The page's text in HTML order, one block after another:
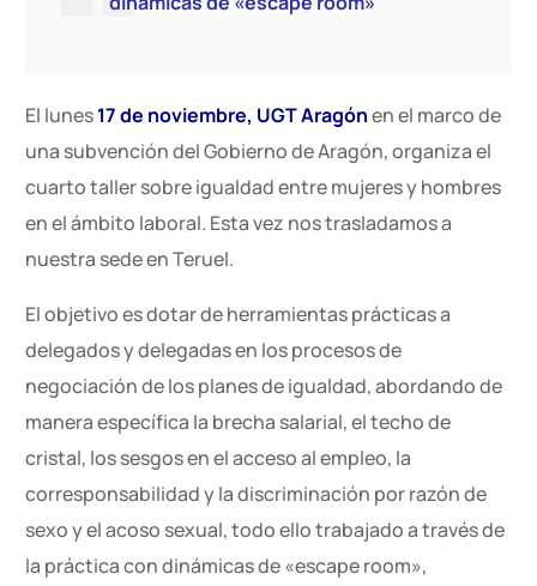
El lunes17 de noviembre, UGT Aragónen el marco de
una subvención del Gobierno de Aragón, organiza el
cuarto taller sobre igualdad entre mujeres y hombres
en el ámbito laboral. Esta vez nos trasladamos a
nuestra sede en Teruel.
El objetivo es dotar de herramientas prácticas a
delegados y delegadas en los procesos de
negociación de los planes de igualdad, abordando de
manera específica la brecha salarial, el techo de
cristal, los sesgos en el acceso al empleo, la
corresponsabilidad y la discriminación por razón de
sexo y el acoso sexual, todo ello trabajado a través de
la práctica con dinámicas de «escape room»,